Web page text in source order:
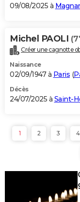
09/08/2025 à
Michel PAOLI
Créer une cagnotte
Naissance
02/09/1947 à Paris (
Décès
24/07/2025 à Saint-
1 2 3 4